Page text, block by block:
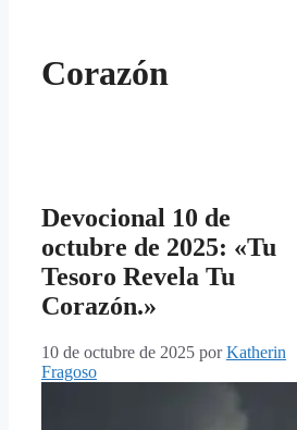
Corazón
Devocional 10 de
octubre de 2025: «Tu
Tesoro Revela Tu
Corazón.»
10 de octubre de 2025 porKatherin
Fragoso